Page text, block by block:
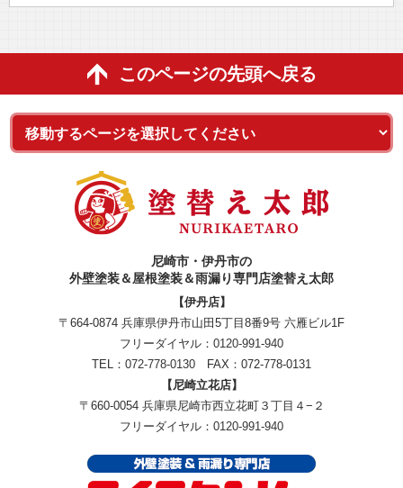
このページの先頭へ戻る
尼崎市・伊丹市の
外壁塗装＆屋根塗装＆雨漏り専門店塗替え太郎
【伊丹店】
〒664-0874 兵庫県伊丹市山田5丁目8番9号 六雁ビル1F
フリーダイヤル： 0120-991-940
TEL： 072-778-0130 FAX：072-778-0131
【尼崎立花店】
〒660-0054 兵庫県尼崎市西立花町３丁目４−２
フリーダイヤル： 0120-991-940